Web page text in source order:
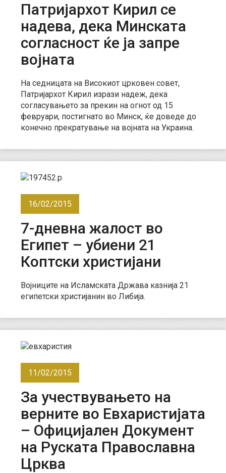
Патријархот Кирил се
надева, дека Минската
согласност ќе ја запре
војната
На седницата на Високиот црковен совет,
Патријархот Кирил изрази надеж, дека
согласувањето за прекин на огнот од 15
февруари, постигнато во Минск, ќе доведе до
конечно прекратување на војната на Украина.
16/02/2015
7-дневна жалост во
Египет – убиени 21
Коптски христијани
Војниците на Исламската Држава казнија 21
египетски христијанин во Либија.
11/02/2015
За учествувањето на
верните во Евхаристијата
– Официјален Документ
на Руската Православна
Црква